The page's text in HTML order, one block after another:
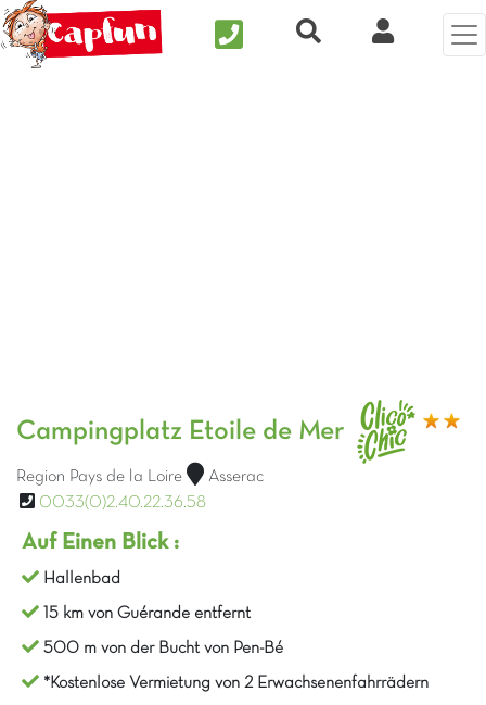
Nous contacterRecherche rapide
Clix
Campingplatz Etoile de Mer
Region Pays de la Loire
Asserac
0033(0)2.40.22.36.58
Auf Einen Blick :
Hallenbad
15 km von Guérande entfernt
500 m von der Bucht von Pen-Bé
*Kostenlose Vermietung von 2 Erwachsenenfahrrädern